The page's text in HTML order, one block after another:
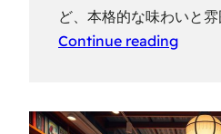
ど、本格的な味わいと
Continue reading